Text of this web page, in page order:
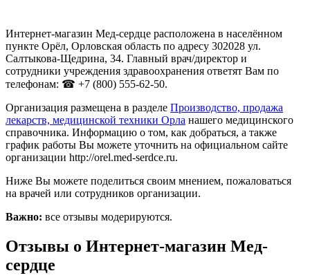
Интернет-магазин Мед-сердце расположена в населённом
пункте Орёл, Орловская область по адресу 302028 ул.
Салтыкова-Щедрина, 34. Главный врач/директор и
сотрудники учреждения здравоохранения ответят Вам по
телефонам: ☎ +7 (800) 555-62-50.
Организация размещена в разделе Производство, продажа
лекарств, медицинской техники Орла нашего медицинского
справочника. Информацию о том, как добраться, а также
график работы Вы можете уточнить на официальном сайте
организации http://orel.med-serdce.ru.
Ниже Вы можете поделиться своим мнением, пожаловаться
на врачей или сотрудников организации.
Важно: все отзывы модерируются.
Отзывы о Интернет-магазин Мед-
сердце